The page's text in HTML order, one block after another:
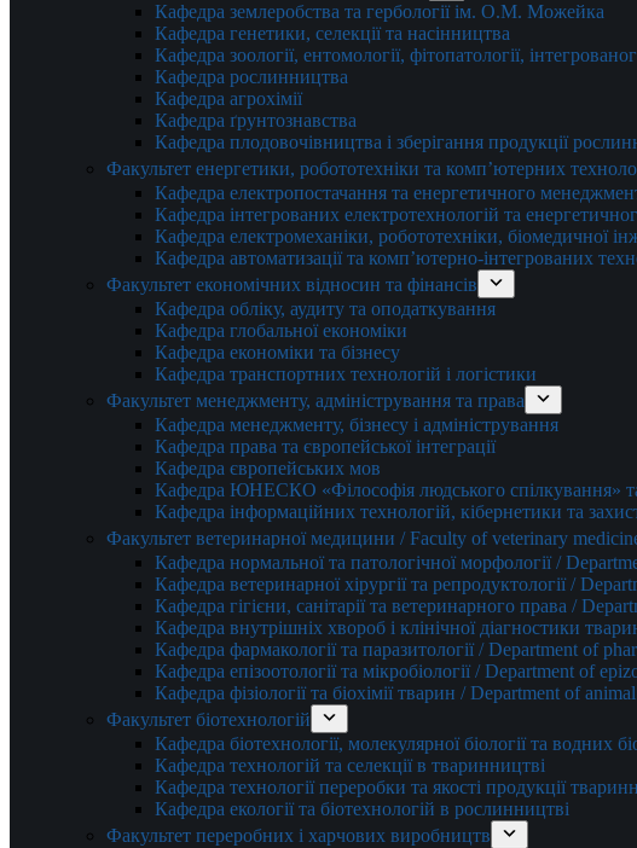
Кафедра землеробства та гербології ім. О.М. Можейка
Кафедра генетики, селекції та насінництва
Кафедра зоології, ентомології, фітопатології,
Кафедра рослинництва
Кафедра агрохімії
Кафедра ґрунтознавства
Кафедра плодовочівництва і зберігання продукції
Факультет енергетики, робототехніки та комп’ютерних
Кафедра електропостачання та енергетичного
Кафедра інтегрованих електротехнологій та
Кафедра електромеханіки, робототехніки, біомедичної
Кафедра автоматизації та комп’ютерно-інтегрованих
Факультет економічних відносин та фінансів
Кафедра обліку, аудиту та оподаткування
Кафедра глобальної економіки
Кафедра економіки та бізнесу
Кафедра транспортних технологій і логістики
Факультет менеджменту, адміністрування та права
Кафедра менеджменту, бізнесу і адміністрування
Кафедра права та європейської інтеграції
Кафедра європейських мов
Кафедра ЮНЕСКО «Філософія людського спілкування»
Кафедра інформаційних технологій, кібернетики та
Факультет ветеринарної медицини / Faculty of veterinary
Кафедра нормальної та патологічної морфології /
Кафедра ветеринарної хірургії та репродуктології /
Кафедра гігієни, санітарії та ветеринарного права /
Кафедра внутрішніх хвороб і клінічної діагностики
Кафедра фармакології та паразитології / Department of
Кафедра епізоотології та мікробіології / Department of
Кафедра фізіології та біохімії тварин / Department of
Факультет біотехнологій
Кафедра біотехнології, молекулярної біології та водних
Кафедра технологій та селекції в тваринництві
Кафедра технології переробки та якості продукції
Кафедра екології та біотехнологій в рослинництві
Факультет переробних і харчових виробництв